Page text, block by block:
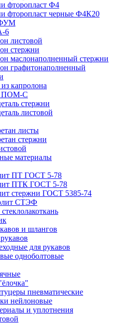
фторопласт Ф4
фторопласт черные Ф4К20
6
листовой
стержни
маслонаполненный стержни
графитонаполненный
капролона
ПОМ-С
стержни
листовой
листы
стержни
материалы
ПТ ГОСТ 5-78
ПТК ГОСТ 5-78
стержни ГОСТ 5385-74
СТЭФ
и шлангов
для рукавов
одноболтовые
пневматические
нейлоновые
и уплотнения